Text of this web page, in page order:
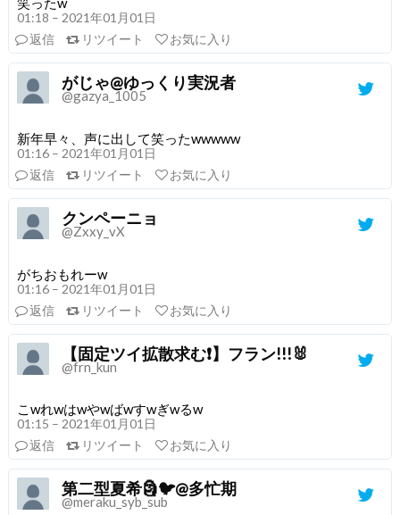
01:18 – 2021年01月01日
返信
リツイート お気に入り
がじゃ@ゆっくり実況者
@gazya_1005
新年早々、声に出して笑ったwwwww
01:16 – 2021年01月01日
返信
リツイート お気に入り
クンペーニョ
@Zxxy_vX
がちおもれーw
01:16 – 2021年01月01日
返信
リツイート お気に入り
【固定ツイ拡散求む❗】フラン!!!🐰
@frn_kun
こwれwはwやwばwすwぎwるw
01:15 – 2021年01月01日
返信
リツイート お気に入り
第二型夏希🗿🐦@多忙期
@meraku_syb_sub